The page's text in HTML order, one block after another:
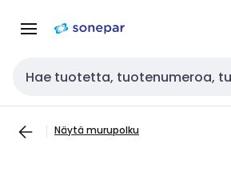
navigointiinsisältöön
Haku
Näytä murupolku